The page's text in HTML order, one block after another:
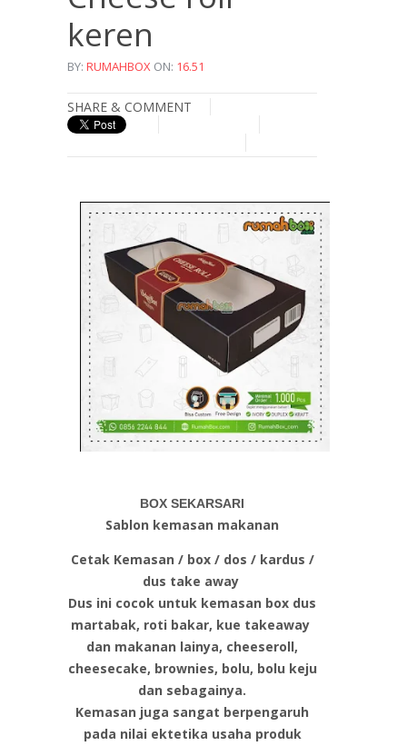
keren
BY: RUMAHBOX ON: 16.51
SHARE & COMMENT
BOX SEKARSARI
Sablon kemasan makanan
Cetak Kemasan / box / dos / kardus /
dus take away
Dus ini cocok untuk kemasan box dus
martabak, roti bakar, kue takeaway
dan makanan lainya, cheeseroll,
cheesecake, brownies, bolu, bolu keju
dan sebagainya.
Kemasan juga sangat berpengaruh
pada nilai ektetika usaha produk